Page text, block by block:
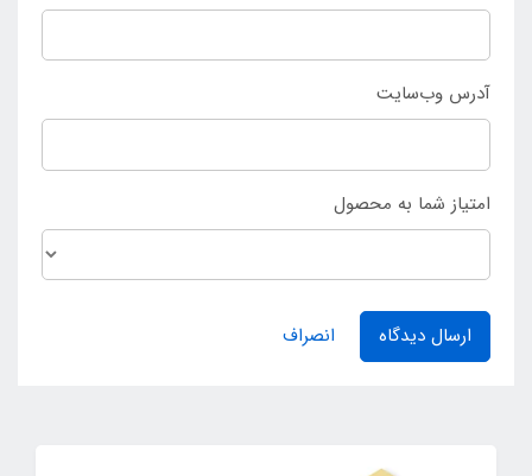
آدرس وب‌سایت
امتیاز شما به محصول
ارسال دیدگاه انصراف